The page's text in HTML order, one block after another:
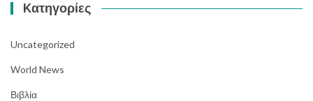
Kατηγορίες
Uncategorized
World News
Βιβλία